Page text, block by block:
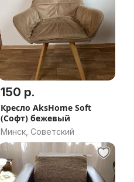
150 р.
Кресло AksHome Soft
(Софт) бежевый
Минск, Советский